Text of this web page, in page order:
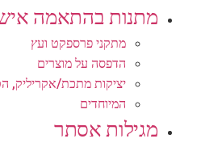
מתנות בהתאמה
מתקני פרספקט ועץ
הדפסה על מוצרים
יציקות מתכת/אקריליק,
המיוחדים
מגילות אסתר